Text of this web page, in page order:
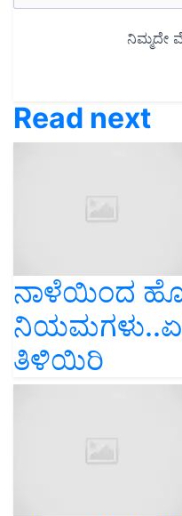
Read next
ನಾಳೆಯಿಂದ
ತಿಳಿಯಿರಿ